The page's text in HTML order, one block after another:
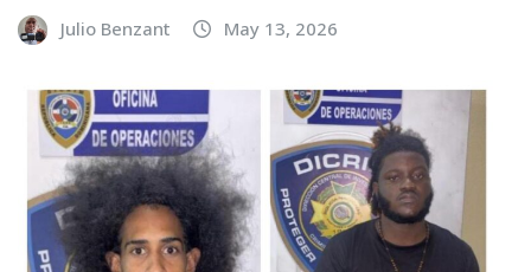
Julio Benzant May 13, 2026